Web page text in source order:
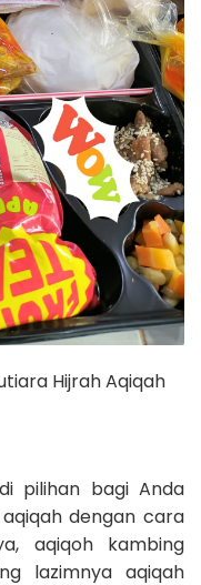
Hijrah Aqiqah
pilihan bagi Anda
dengan cara
aqiqoh kambing
lazimnya aqiqah